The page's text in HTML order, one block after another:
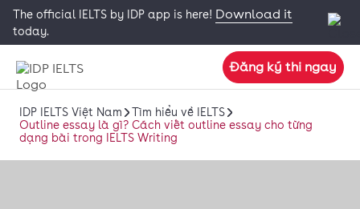
The official IELTS by IDP app is here! Download it
today.
Đăng ký thi ngay
IDP IELTS Việt Nam
Tìm hiểu về IELTS
Outline essay là gì? Cách viết outline essay cho từng
dạng bài trong IELTS Writing